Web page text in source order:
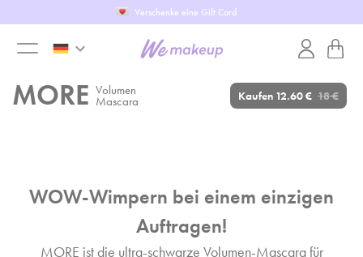
Probiere aus WeTest
keyboard_arrow_down
MORE Volumen
Mascara Kaufen 12.60 € 18 €
WOW-Wimpern bei einem einzigen
Auftragen!
MORE ist die ultra-schwarze Volumen-Mascara für